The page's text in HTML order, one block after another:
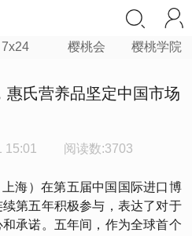
7x24 樱桃会 樱桃学院
惠氏营养品坚定中国市场
15:01 阅读数:3703
上海）在第五届中国国际进口博
第五年积极参与，表达了对于
承诺。五年间，作为全球首个